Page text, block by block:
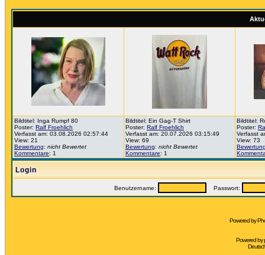
Bildtitel: Inga Rumpf 80
Poster: Ralf Froehlich
Verfasst am: 03.08.2026 02:57:44
View: 21
Bewertung: nicht Bewertet
Kommentare: 1
Bildtitel: Ein Gag-T Shirt
Poster: Ralf Froehlich
Verfasst am: 20.07.2026 03:15:49
View: 69
Bewertung: nicht Bewertet
Kommentare: 1
Bildtitel:
Poster:
Verfasst
View: 73
Login
Benutzername: Passwort:
Powered by
Powered by